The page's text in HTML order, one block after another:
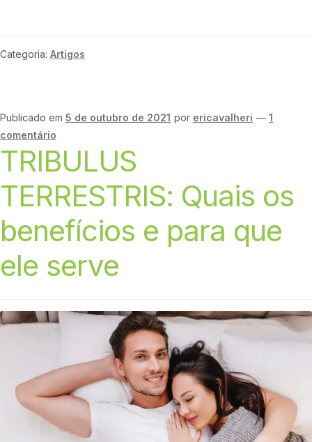
Categoria: Artigos
Publicado em 5 de outubro de 2021 por ericavalheri — 1
comentário
TRIBULUS
TERRESTRIS: Quais os
benefícios e para que
ele serve